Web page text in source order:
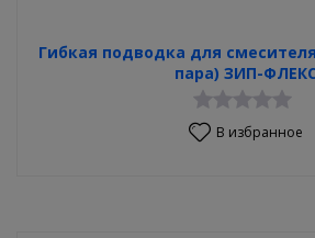
Гибкая подводка для
пара) ЗИП-ФЛЕКС
В избранное